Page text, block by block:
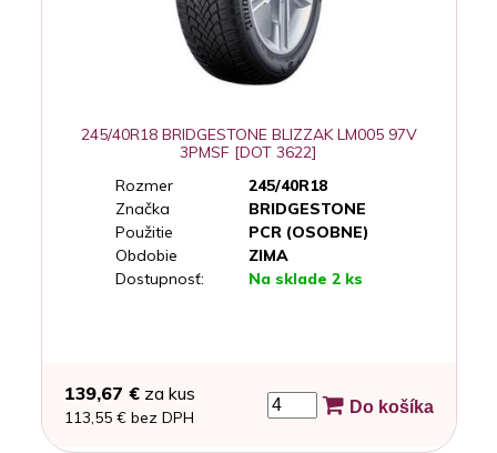
245/40R18 BRIDGESTONE BLIZZAK LM005 97V
3PMSF [DOT 3622]
Rozmer
245/40R18
Značka
BRIDGESTONE
Použitie
PCR (OSOBNE)
Obdobie
ZIMA
Dostupnosť:
Na sklade 2 ks
139,67 €za kus
113,55 € bez DPH
Do košíka